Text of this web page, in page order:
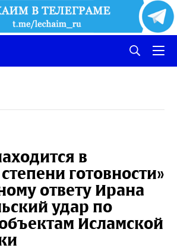
в
готовности»
ответу Ирана
удар по
Исламской